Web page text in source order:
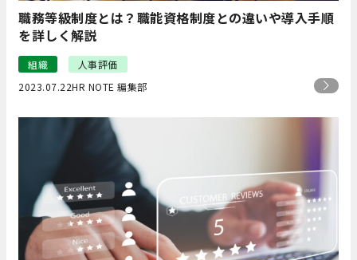
職務等級制度とは？職能資格制度との違いや導入手順
を詳しく解説
組織
人事評価
2023.07.22HR NOTE 編集部